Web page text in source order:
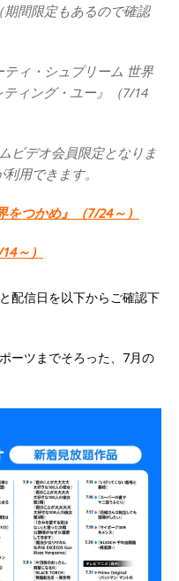
間限定もあるので確認
ィ・シュプリーム 世界
ィング・ユー』（7/14
ビデオ会員限定となりま
用できます。
をつかめ』（7/24～）
～）
配信日を以下からご確認下
ーツまでそろった、7月の